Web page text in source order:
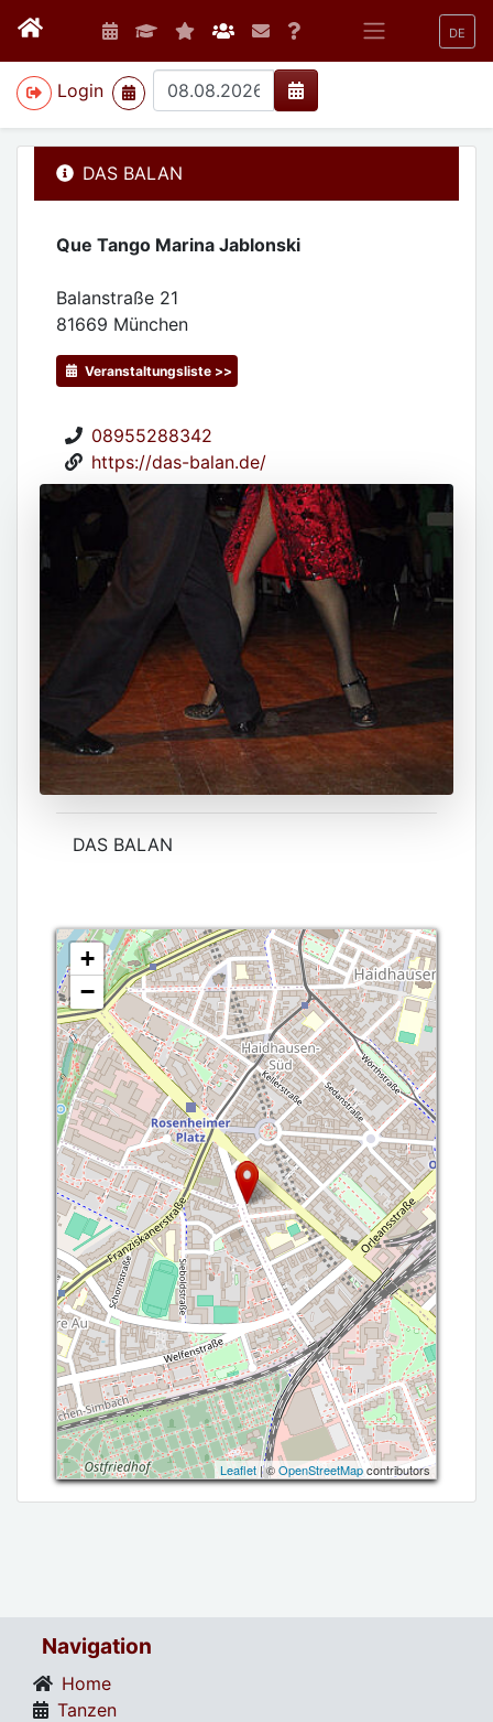
DE
Login
>
DAS BALAN
Que Tango Marina Jablonski
Balanstraße 21
81669 München
Veranstaltungsliste >>
08955288342
https://das-balan.de/
DAS BALAN
+
−
Leaflet| ©OpenStreetMapcontributors
Navigation
Home
Tanzen